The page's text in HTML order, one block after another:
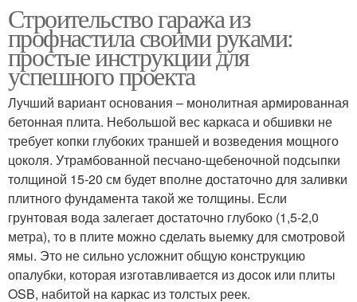
Строительство гаража из
профнастила своими руками:
простые инструкции для
успешного проекта
Лучший вариант основания – монолитная армированная
бетонная плита. Небольшой вес каркаса и обшивки не
требует копки глубоких траншей и возведения мощного
цоколя. Утрамбованной песчано-щебеночной подсыпки
толщиной 15-20 см будет вполне достаточно для заливки
плитного фундамента такой же толщины. Если
грунтовая вода залегает достаточно глубоко (1,5-2,0
метра), то в плите можно сделать выемку для смотровой
ямы. Это не сильно усложнит общую конструкцию
опалубки, которая изготавливается из досок или плиты
OSB, набитой на каркас из толстых реек.